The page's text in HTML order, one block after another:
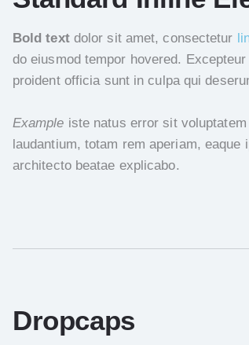
Bold textdolor sit amet, consectetur
do eiusmod tempor hovered. Excepteur
proident officia sunt in culpa qui
Example iste natus error sit
laudantium, totam rem aperiam, eaque
architecto beatae explicabo.
Dropcaps